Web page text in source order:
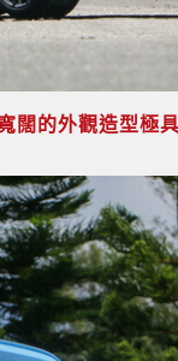
的外觀造型極